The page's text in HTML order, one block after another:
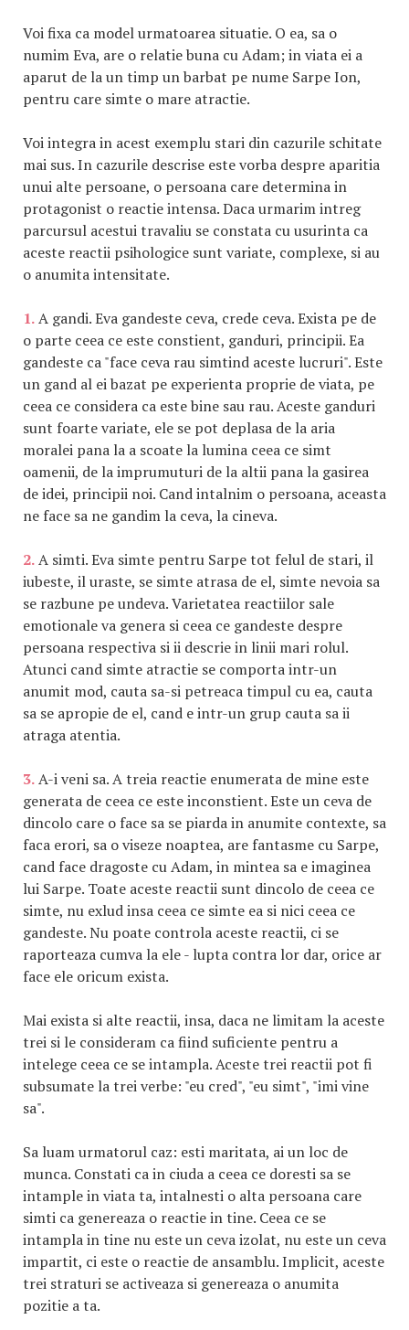
Voi fixa ca model urmatoarea situatie. O ea, sa o
numim Eva, are o relatie buna cu Adam; in viata ei a
aparut de la un timp un barbat pe nume Sarpe Ion,
pentru care simte o mare atractie.
Voi integra in acest exemplu stari din cazurile schitate
mai sus. In cazurile descrise este vorba despre aparitia
unui alte persoane, o persoana care determina in
protagonist o reactie intensa. Daca urmarim intreg
parcursul acestui travaliu se constata cu usurinta ca
aceste reactii psihologice sunt variate, complexe, si au
o anumita intensitate.
1.A gandi. Eva gandeste ceva, crede ceva. Exista pe de
o parte ceea ce este constient, ganduri, principii. Ea
gandeste ca "face ceva rau simtind aceste lucruri". Este
un gand al ei bazat pe experienta proprie de viata, pe
ceea ce considera ca este bine sau rau. Aceste ganduri
sunt foarte variate, ele se pot deplasa de la aria
moralei pana la a scoate la lumina ceea ce simt
oamenii, de la imprumuturi de la altii pana la gasirea
de idei, principii noi. Cand intalnim o persoana, aceasta
ne face sa ne gandim la ceva, la cineva.
2.A simti. Eva simte pentru Sarpe tot felul de stari, il
iubeste, il uraste, se simte atrasa de el, simte nevoia sa
se razbune pe undeva. Varietatea reactiilor sale
emotionale va genera si ceea ce gandeste despre
persoana respectiva si ii descrie in linii mari rolul.
Atunci cand simte atractie se comporta intr-un
anumit mod, cauta sa-si petreaca timpul cu ea, cauta
sa se apropie de el, cand e intr-un grup cauta sa ii
atraga atentia.
3.A-i veni sa. A treia reactie enumerata de mine este
generata de ceea ce este inconstient. Este un ceva de
dincolo care o face sa se piarda in anumite contexte, sa
faca erori, sa o viseze noaptea, are fantasme cu Sarpe,
cand face dragoste cu Adam, in mintea sa e imaginea
lui Sarpe. Toate aceste reactii sunt dincolo de ceea ce
simte, nu exlud insa ceea ce simte ea si nici ceea ce
gandeste. Nu poate controla aceste reactii, ci se
raporteaza cumva la ele - lupta contra lor dar, orice ar
face ele oricum exista.
Mai exista si alte reactii, insa, daca ne limitam la aceste
trei si le consideram ca fiind suficiente pentru a
intelege ceea ce se intampla. Aceste trei reactii pot fi
subsumate la trei verbe: "eu cred", "eu simt", "imi vine
sa".
Sa luam urmatorul caz: esti maritata, ai un loc de
munca. Constati ca in ciuda a ceea ce doresti sa se
intample in viata ta, intalnesti o alta persoana care
simti ca genereaza o reactie in tine. Ceea ce se
intampla in tine nu este un ceva izolat, nu este un ceva
impartit, ci este o reactie de ansamblu. Implicit, aceste
trei straturi se activeaza si genereaza o anumita
pozitie a ta.